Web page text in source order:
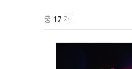
총 17 개